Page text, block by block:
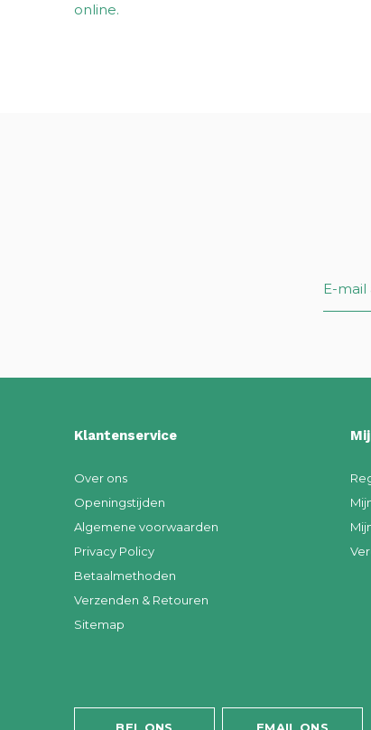
online.
Klantenservice
Over ons
Openingstijden
Algemene voorwaarden
Privacy Policy
Betaalmethoden
Verzenden & Retouren
Sitemap